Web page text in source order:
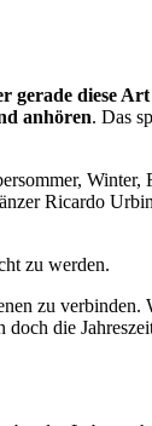
gerade diese
anhören. Das
Winter,
Ricardo
zu werden.
zu
die